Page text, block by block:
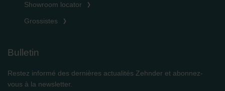
Showroom locator
Grossistes
Bulletin
Restez informé des dernières actualités Zehnder et abonnez-
vous à la newsletter.